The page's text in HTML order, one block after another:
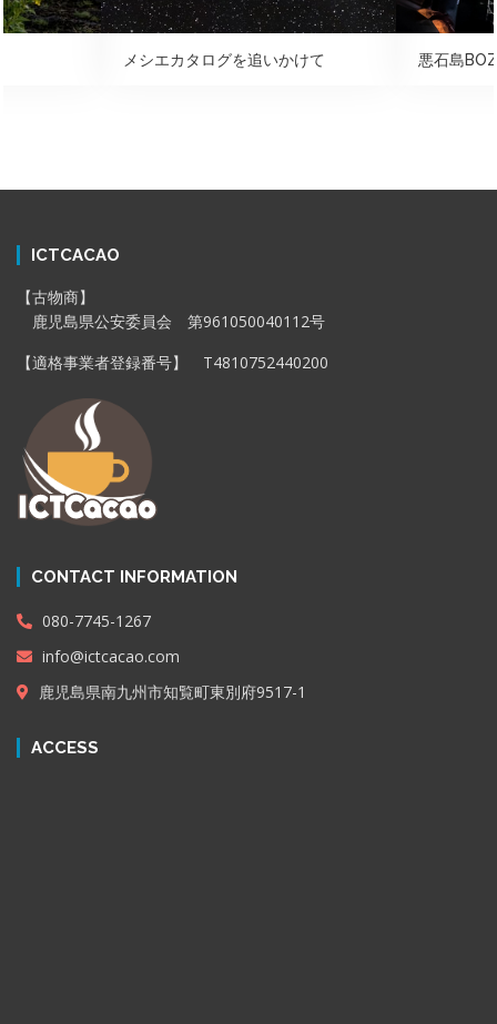
メシエカタログを追いかけて 悪石島
ICTCACAO
【古物商】
鹿児島県公安委員会 第961050040112号
【適格事業者登録番号】 T4810752440200
CONTACT INFORMATION
080-7745-1267
info@ictcacao.com
鹿児島県南九州市知覧町東別府9517-1
ACCESS